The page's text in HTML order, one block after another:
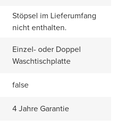
Stöpsel im Lieferumfang
nicht enthalten.
Einzel- oder Doppel
Waschtischplatte
false
4 Jahre Garantie